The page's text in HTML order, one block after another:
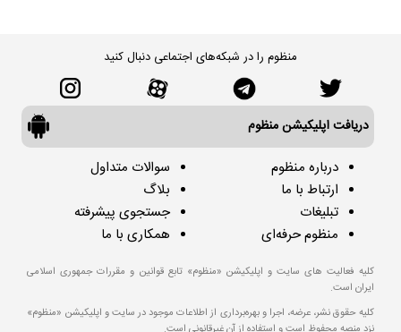
منظوم را در شبکه‌های اجتماعی دنبال کنید
دریافت اپلیکیشن منظوم
درباره منظوم
ارتباط با ما
تبلیغات
منظوم حرفه‌ای
سوالات متداول
بلاگ
جستجوی پیشرفته
همکاری با ما
کلیه فعالیت های سایت و اپلیکیشن «منظوم» تابع قوانین و مقررات جمهوری اسلامی
ایران است.
کلیه حقوق نشر، عرضه، اجرا و بهره‌برداری از اطلاعات موجود در سایت و اپلیکیشن «منظوم»